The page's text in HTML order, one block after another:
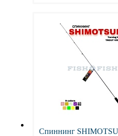
Спиннинг